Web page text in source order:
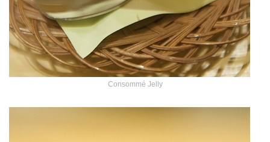
Consommé Jelly